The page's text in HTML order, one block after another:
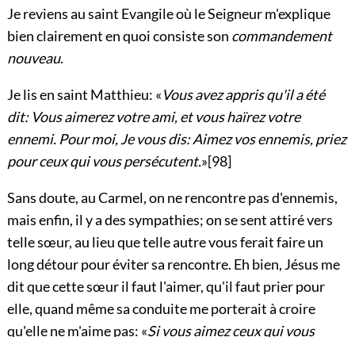
Je reviens au saint Evangile où le Seigneur m'explique
bien clairement en quoi consiste son commandement
nouveau.
Je lis en saint Matthieu: «Vous avez appris qu'il a été
dit: Vous aimerez votre ami, et vous haïrez votre
ennemi. Pour moi, Je vous dis: Aimez vos ennemis, priez
pour ceux qui vous persécutent.»[98]
Sans doute, au Carmel, on ne rencontre pas d'ennemis,
mais enfin, il y a des sympathies; on se sent attiré vers
telle sœur, au lieu que telle autre vous ferait faire un
long détour pour éviter sa rencontre. Eh bien, Jésus me
dit que cette sœur il faut l'aimer, qu'il faut prier pour
elle, quand même sa conduite me porterait à croire
qu'elle ne m'aime pas: «Si vous aimez ceux qui vous